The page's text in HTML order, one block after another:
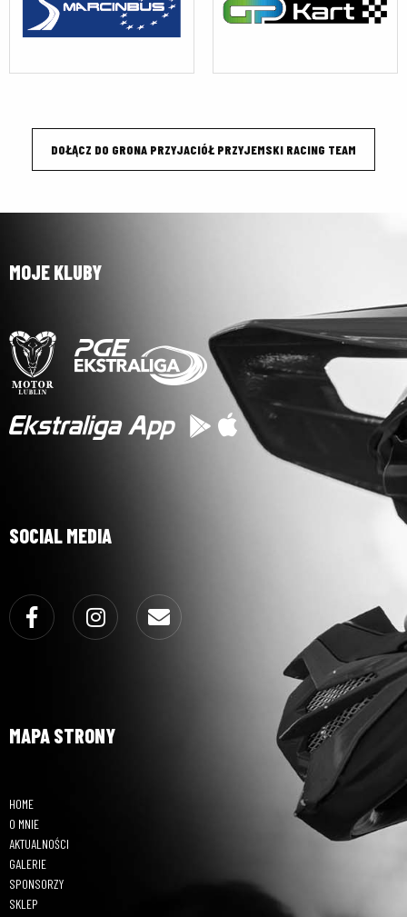
DOŁĄCZ DO GRONA PRZYJACIÓŁ PRZYJEMSKI RACING TEAM
MOJE KLUBY
SOCIAL MEDIA
Facebook Instagram
MAPA STRONY
HOME
O MNIE
AKTUALNOŚCI
GALERIE
SPONSORZY
SKLEP